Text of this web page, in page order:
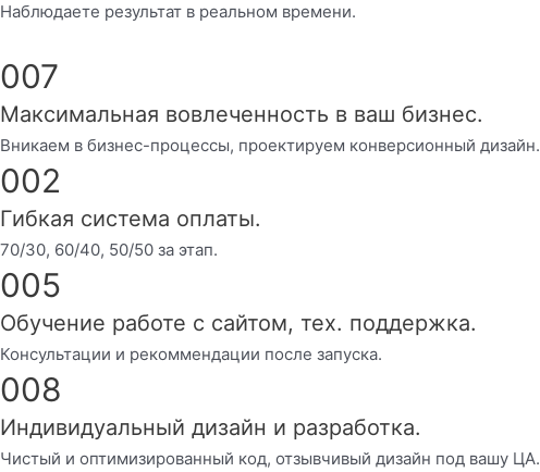
Наблюдаете результат в реальном времени.
007
Максимальная вовлеченность в ваш бизнес.
Вникаем в бизнес-процессы, проектируем конверсионный дизайн.
002
Гибкая система оплаты.
70/30, 60/40, 50/50 за этап.
005
Обучение работе с сайтом, тех. поддержка.
Консультации и рекоммендации после запуска.
008
Индивидуальный дизайн и разработка.
Чистый и оптимизированный код, отзывчивый дизайн под вашу ЦА.